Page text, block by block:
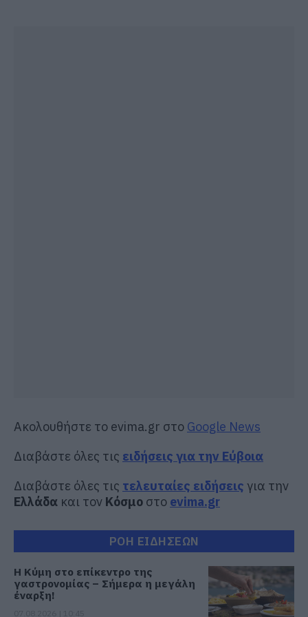
Ακολουθήστε το evima.gr στο Google News
Διαβάστε όλες τις ειδήσεις για την Εύβοια
Διαβάστε όλες τις τελευταίες ειδήσεις για την
Ελλάδα και τον Κόσμο στο evima.gr
ΡΟΗ ΕΙΔΗΣΕΩΝ
Η Κύμη στο επίκεντρο της
γαστρονομίας – Σήμερα η μεγάλη
έναρξη!